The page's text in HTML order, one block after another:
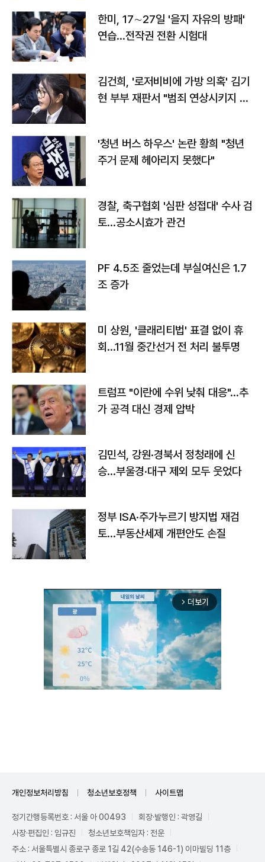
한미, 17∼27일 '을지 자유의 방패'
연습…전작권 전환 시험대
김건희, '로저비비에 가방 의혹' 김기
현 부부 재판서 "범죄 연상시키지 말
'청년 버스 하우스' 논란 황희 "청년
주거 문제 헤아리지 못했다"
경찰, 축구협회 '심판 성접대' 수사 검
토…공소시효가 관건
PF 4.5조 줄었는데 부실여신은 1.7
조 증가
미 상원, '클래리티법' 표결 없이 휴
회…11월 중간선거 전 처리 불투명
트럼프 "이란에 수위 낮춰 대응"…추
가 공격 대신 경제 압박
김민석, 강원·경북서 정청래에 신
승…부울경·대구 제외 모두 웃었다
정부 ISA·주가누르기 방지법 재검
토…부동산세제 개편안도 손질
arrow_forward_ios 더보기
개인정보처리방침 청소년보호정책 사이트맵
정기간행등록번호 : 서울 아 00493
회장·발행인 : 곽영길
사장·편집인 : 임규진
청소년보호책임자 : 전운
주소 : 서울특별시 종로구 종로 1길 42(수송동 146-1) 이마빌딩 11층